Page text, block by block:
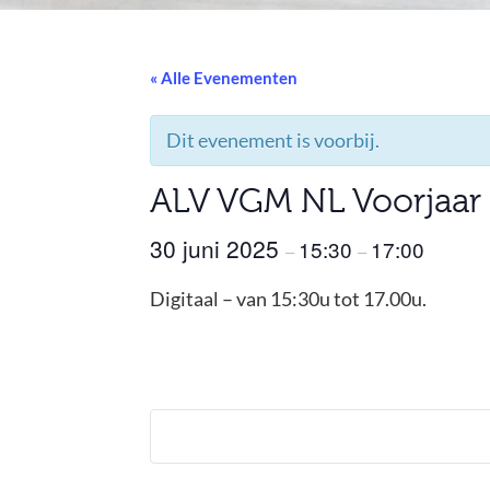
« Alle Evenementen
Dit evenement is voorbij.
ALV VGM NL
30 juni 2025 – 15:30 – 17:00
Digitaal – van 15:30u tot 17.00u.